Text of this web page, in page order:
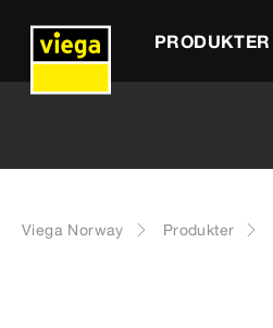
PRODUKTER
Viega Norway Produkter